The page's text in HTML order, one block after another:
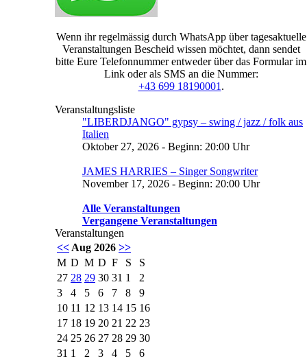
Wenn ihr regelmässig durch WhatsApp über tagesaktuelle
Veranstaltungen Bescheid wissen möchtet, dann sendet
bitte Eure Telefonnummer entweder über das Formular im
Link oder als SMS an die Nummer:
+43 699 18190001 .
Veranstaltungsliste
"LIBERDJANGO" gypsy – swing / jazz / folk aus
Italien
Oktober 27, 2026 - Beginn: 20:00 Uhr
JAMES HARRIES – Singer Songwriter
November 17, 2026 - Beginn: 20:00 Uhr
Alle Veranstaltungen
Vergangene Veranstaltungen
Veranstaltungen
<< Aug 2026 >>
M D M D F S
S
27 28 29 30 31 1
2
3
4 5 6 7 8
9
10 11 12 13 14 15 16
17 18 19 20 21 22 23
24 25 26 27 28 29 30
31 1 2 3 4 5
6